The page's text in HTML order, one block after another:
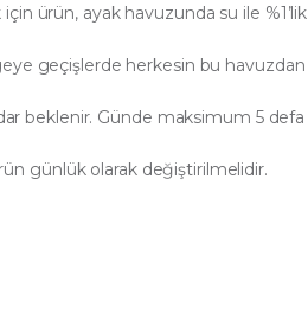
ürün, ayak havuzunda su ile %1’lik
geçişlerde herkesin bu havuzdan
beklenir. Günde maksimum 5 defa
günlük olarak değiştirilmelidir.